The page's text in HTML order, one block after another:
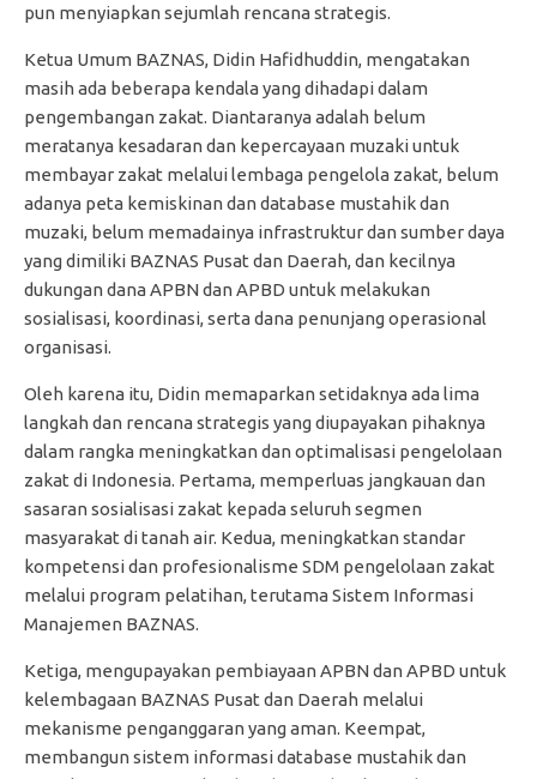
pun menyiapkan sejumlah rencana strategis.
Ketua Umum BAZNAS, Didin Hafidhuddin, mengatakan
masih ada beberapa kendala yang dihadapi dalam
pengembangan zakat. Diantaranya adalah belum
meratanya kesadaran dan kepercayaan muzaki untuk
membayar zakat melalui lembaga pengelola zakat, belum
adanya peta kemiskinan dan database mustahik dan
muzaki, belum memadainya infrastruktur dan sumber daya
yang dimiliki BAZNAS Pusat dan Daerah, dan kecilnya
dukungan dana APBN dan APBD untuk melakukan
sosialisasi, koordinasi, serta dana penunjang operasional
organisasi.
Oleh karena itu, Didin memaparkan setidaknya ada lima
langkah dan rencana strategis yang diupayakan pihaknya
dalam rangka meningkatkan dan optimalisasi pengelolaan
zakat di Indonesia. Pertama, memperluas jangkauan dan
sasaran sosialisasi zakat kepada seluruh segmen
masyarakat di tanah air. Kedua, meningkatkan standar
kompetensi dan profesionalisme SDM pengelolaan zakat
melalui program pelatihan, terutama Sistem Informasi
Manajemen BAZNAS.
Ketiga, mengupayakan pembiayaan APBN dan APBD untuk
kelembagaan BAZNAS Pusat dan Daerah melalui
mekanisme penganggaran yang aman. Keempat,
membangun sistem informasi database mustahik dan